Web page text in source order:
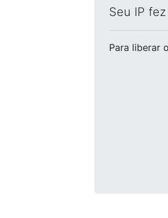
Seu IP
Para liberar